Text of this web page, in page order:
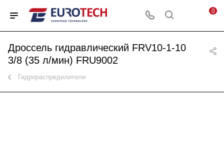
0
Дроссель гидравлический FRV10-1-10
3/8 (35 л/мин) FRU9002
Гидрораспределители